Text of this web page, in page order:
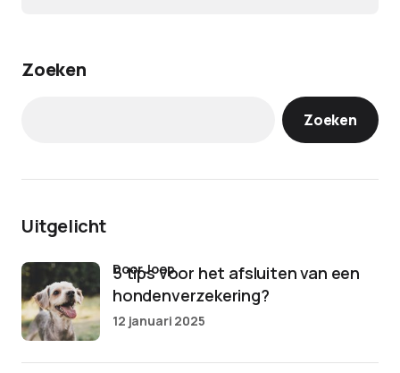
Zoeken
Zoeken
Uitgelicht
5 tips voor het afsluiten van een
hondenverzekering?
door Joep
12 januari 2025